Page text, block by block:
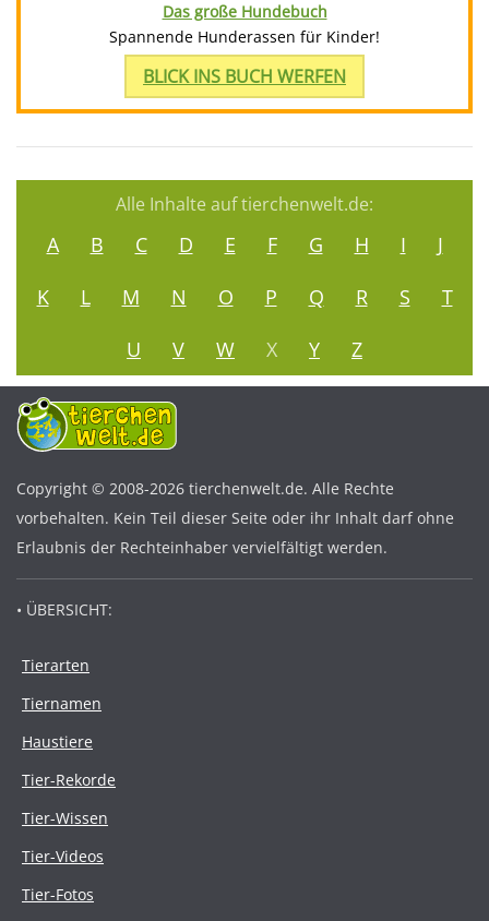
Das große Hundebuch
Spannende Hunderassen für Kinder!
BLICK INS BUCH WERFEN
Alle Inhalte auf tierchenwelt.de:
A B C D E F G H I
J
K
L M N O P Q R S
T
U
V W X Y Z
Copyright © 2008-2026 tierchenwelt.de. Alle Rechte
vorbehalten. Kein Teil dieser Seite oder ihr Inhalt darf ohne
Erlaubnis der Rechteinhaber vervielfältigt werden.
• ÜBERSICHT:
Tierarten
Tiernamen
Haustiere
Tier-Rekorde
Tier-Wissen
Tier-Videos
Tier-Fotos